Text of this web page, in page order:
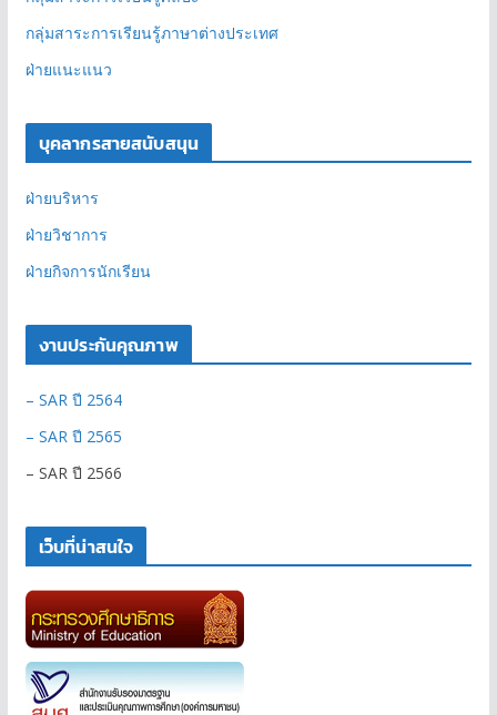
กลุ่มสาระการเรียนรู้ภาษาต่างประเทศ
ฝ่ายแนะแนว
บุคลากรสายสนับสนุน
ฝ่ายบริหาร
ฝ่ายวิชาการ
ฝ่ายกิจการนักเรียน
งานประกันคุณภาพ
– SAR ปี 2564
– SAR ปี 2565
– SAR ปี 2566
เว็บที่น่าสนใจ